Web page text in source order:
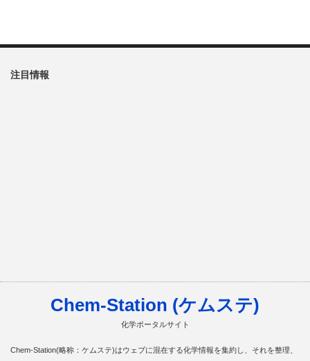
注目情報
Chem-Station (ケムステ)
化学ポータルサイト
Chem-Station(略称：ケムステ)はウェブに混在する化学情報を集約し、それを整理、